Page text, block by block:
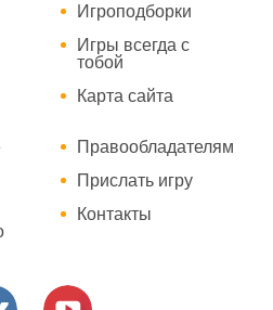
Игроподборки
Игры всегда с
тобой
Карта сайта
Правообладателям
Прислать игру
Контакты